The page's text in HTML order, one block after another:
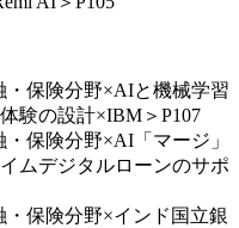
・保険分野×AIと機械学習
験の設計×IBM＞P107
保険分野×AI「マージ」
ムデジタルローンのサポ
保険分野×インド国立銀